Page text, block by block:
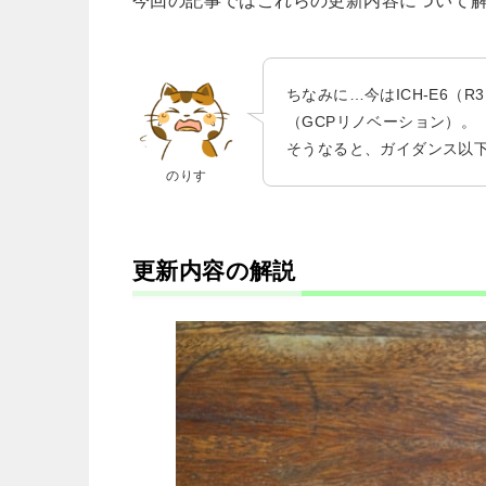
のりす
ちなみに…今はICH-E6（
（GCPリノベーション）。
そうなると、ガイダンス以
更新内容の解説